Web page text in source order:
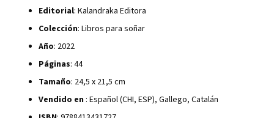
Editorial: Kalandraka Editora
Colección: Libros para soñar
Año: 2022
Páginas: 44
Tamaño: 24,5 x 21,5 cm
Vendido en : Español (CHI, ESP), Gallego, Catalán